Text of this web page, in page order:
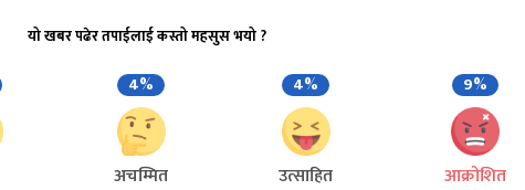
यो खबर पढेर तपाईलाई कस्तो महसुस भयो ?
4%
अचम्मित
4%
उत्साहित
9%
आक्रोशित